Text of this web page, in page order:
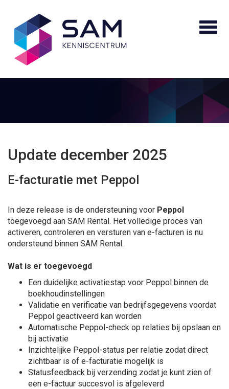
Update december 2025
E-facturatie met Peppol
In deze release is de ondersteuning voor Peppol
toegevoegd aan SAM Rental. Het volledige proces van
activeren, controleren en versturen van e-facturen is nu
ondersteund binnen SAM Rental.
Wat is er toegevoegd
Een duidelijke activatiestap voor Peppol binnen de
boekhoudinstellingen
Validatie en verificatie van bedrijfsgegevens voordat
Peppol geactiveerd kan worden
Automatische Peppol-check op relaties bij opslaan en
bij activatie
Inzichtelijke Peppol-status per relatie zodat direct
zichtbaar is of e-facturatie mogelijk is
Statusfeedback bij verzending zodat je kunt zien of
een e-factuur succesvol is afgeleverd